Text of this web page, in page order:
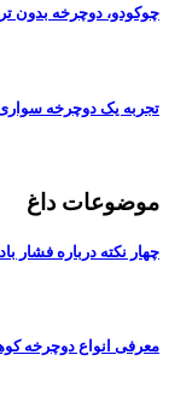
چوکودو، دوچرخه بدون
تجربه یک دوچرخه
موضوعات داغ
چهار نکته درباره فشار
معرفی انواع دوچرخه